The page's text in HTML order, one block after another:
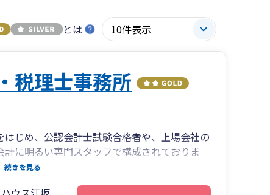
とは
税理士事務所
じめ、公認会計士試験合格者や、上場会社の
に明るい専門スタッフで構成されておりま
続きを見る